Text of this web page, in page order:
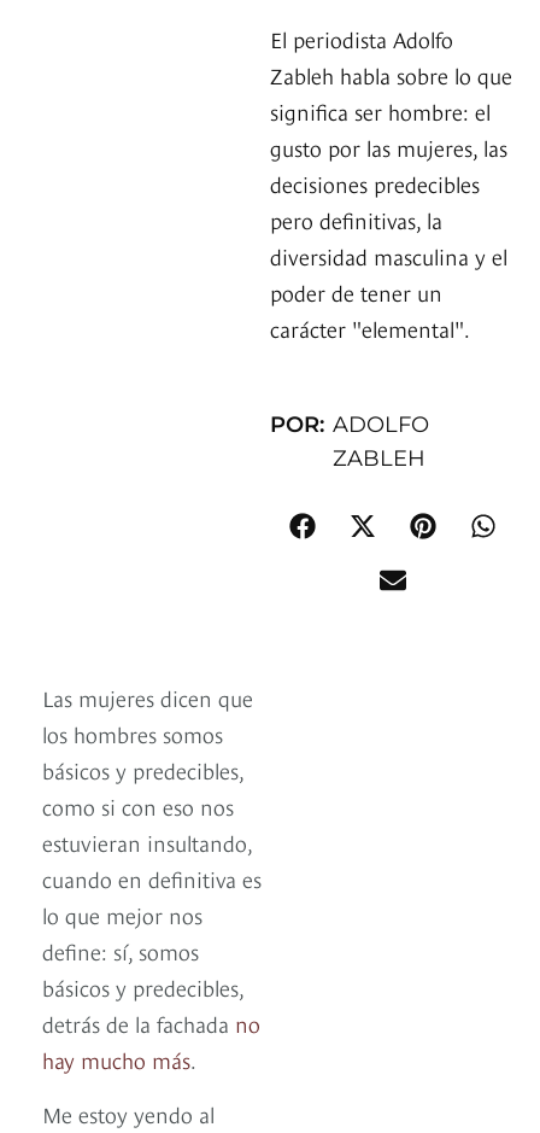
El periodista Adolfo
Zableh habla sobre lo que
significa ser hombre: el
gusto por las mujeres, las
decisiones predecibles
pero definitivas, la
diversidad masculina y el
poder de tener un
carácter "elemental".
POR: ADOLFO
ZABLEH
Las mujeres dicen que
los hombres somos
básicos y predecibles,
como si con eso nos
estuvieran insultando,
cuando en definitiva es
lo que mejor nos
define: sí, somos
básicos y predecibles,
detrás de la fachada no
hay mucho más.
Me estoy yendo al